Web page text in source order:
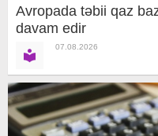
Avropada təbii qaz
davam edir
07.08.2026